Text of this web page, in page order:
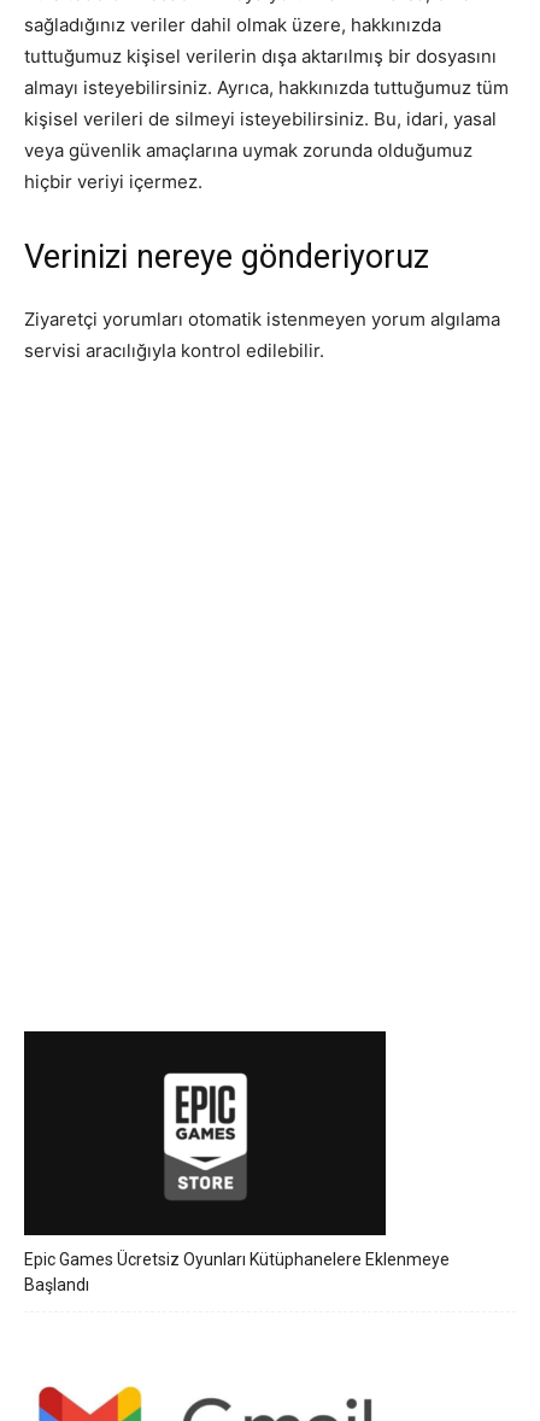
sağladığınız veriler dahil olmak üzere, hakkınızda
tuttuğumuz kişisel verilerin dışa aktarılmış bir dosyasını
almayı isteyebilirsiniz. Ayrıca, hakkınızda tuttuğumuz tüm
kişisel verileri de silmeyi isteyebilirsiniz. Bu, idari, yasal
veya güvenlik amaçlarına uymak zorunda olduğumuz
hiçbir veriyi içermez.
Verinizi nereye gönderiyoruz
Ziyaretçi yorumları otomatik istenmeyen yorum algılama
servisi aracılığıyla kontrol edilebilir.
Epic Games Ücretsiz Oyunları Kütüphanelere Eklenmeye
Başlandı